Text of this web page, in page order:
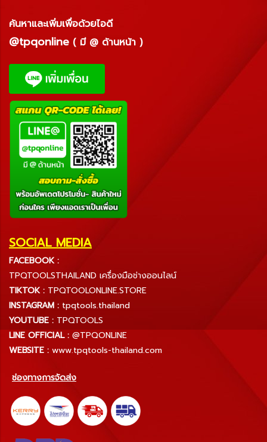
ค้นหาและเพิ่มเพื่อด้วยไอดี
@tpqonline ( มี @ ด้านหน้า )
SOCIAL MEDIA
FACEBOOK :
TPQTOOLSTHAILAND เครื่องมือช่างออนไลน์
TIKTOK : TPQTOOLONLINE.STORE
INSTAGRAM : tpqtools.thailand
YOUTUBE : TPQTOOLS
LINE OFFICIAL : @TPQONLINE
WEBSITE : www.tpqtools-thailand.com
ช่องทางการจัดส่ง